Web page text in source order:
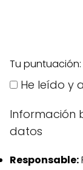
Tu puntuación:
He leído y
Información
datos
Responsable: